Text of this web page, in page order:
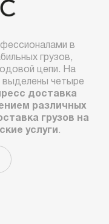
в
грузов,
цепи. На
выделены четыре
доставка
различных
грузов на
услуги .